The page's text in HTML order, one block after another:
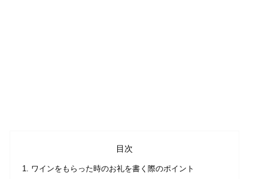
目次
ワインをもらった時のお礼を書く際のポイント